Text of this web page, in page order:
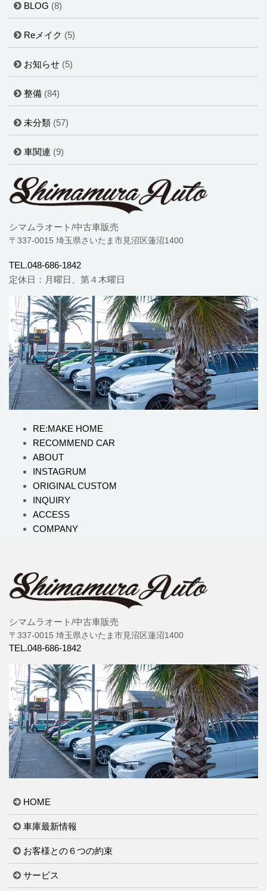
BLOG (8)
Reメイク (5)
お知らせ (5)
整備 (84)
未分類 (57)
車関連 (9)
シマムラオート/中古車販売
〒337-0015 埼玉県さいたま市見沼区蓮沼1400
TEL.048-686-1842
定休日：月曜日、第４木曜日
RE:MAKE HOME
RECOMMEND CAR
ABOUT
INSTAGRUM
ORIGINAL CUSTOM
INQUIRY
ACCESS
COMPANY
シマムラオート/中古車販売
〒337-0015 埼玉県さいたま市見沼区蓮沼1400
TEL.048-686-1842
HOME
車庫最新情報
お客様との６つの約束
サービス